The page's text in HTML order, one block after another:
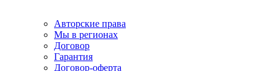
Авторские права
Мы в регионах
Договор
Гарантия
Договор-оферта